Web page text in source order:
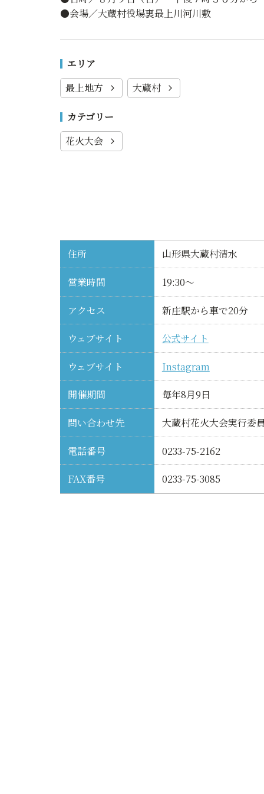
●会場／大蔵村役場裏最上川河川敷
エリア
最上地方
大蔵村
カテゴリー
花火大会
住所 山形県大蔵村清水
営業時間 19:30～
アクセス 新庄駅から車で20分
ウェブサイト 公式サイト
ウェブサイト Instagram
開催期間 毎年8月9日
問い合わせ先 大蔵村花火大会実行委
電話番号 0233-75-2162
FAX番号 0233-75-3085